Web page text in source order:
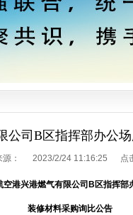
公司B区指挥部办公
源： 2023/2/24 11:16:25 点
空港兴港燃气有限公司 B 区指挥部
装修材料采购询比公告